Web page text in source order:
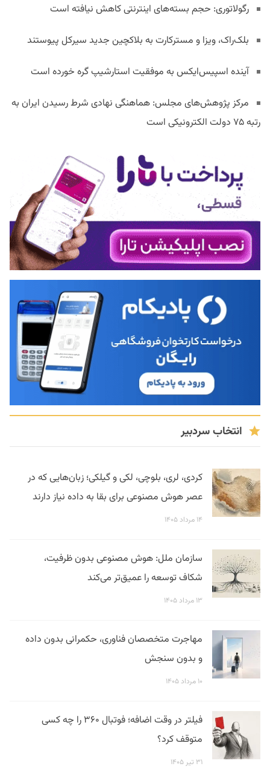
رگولاتوری: حجم بسته‌های اینترنتی کاهش نیافته است
بلک‌راک، ویزا و مسترکارت به بلاکچین جدید سیرکل پیوستند
آینده اسپیس‌ایکس به موفقیت استارشیپ گره خورده است
مرکز پژوهش‌های مجلس: هماهنگی نهادی شرط رسیدن ایران به
رتبه ۷۵ دولت الکترونیکی است
انتخاب سردبیر
کردی، لری، بلوچی، لکی و گیلکی؛ زبان‌هایی که در
عصر هوش مصنوعی برای بقا به داده نیاز دارند
۱۴ مرداد ۱۴۰۵
سازمان ملل: هوش مصنوعی بدون ظرفیت،
شکاف توسعه را عمیق‌تر می‌کند
۱۳ مرداد ۱۴۰۵
مهاجرت متخصصان فناوری، حکمرانی بدون داده
و بدون سنجش
۱۰ مرداد ۱۴۰۵
فیلتر در وقت اضافه؛ فوتبال ۳۶۰ را چه کسی
متوقف کرد؟
۳۱ تیر ۱۴۰۵